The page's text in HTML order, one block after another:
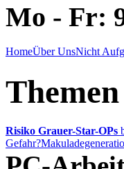
Mo - Fr:
HomeÜber UnsNicht
Themen
Risiko Grauer-Star-OPs
Gefahr?